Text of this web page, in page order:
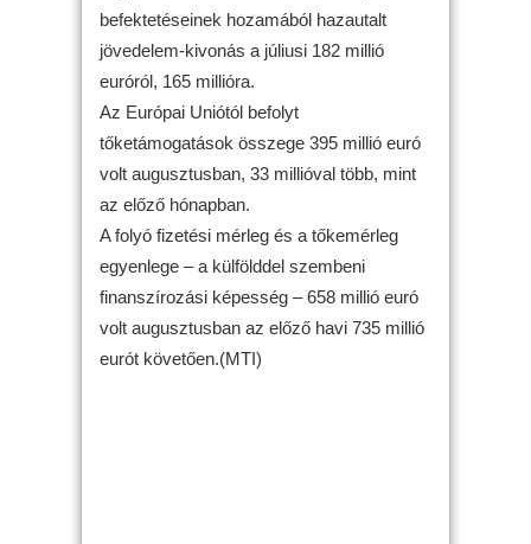
befektetéseinek hozamából hazautalt
jövedelem-kivonás a júliusi 182 millió
euróról, 165 millióra.
Az Európai Uniótól befolyt
tőketámogatások összege 395 millió euró
volt augusztusban, 33 millióval több, mint
az előző hónapban.
A folyó fizetési mérleg és a tőkemérleg
egyenlege – a külfölddel szembeni
finanszírozási képesség – 658 millió euró
volt augusztusban az előző havi 735 millió
eurót követően.(MTI)